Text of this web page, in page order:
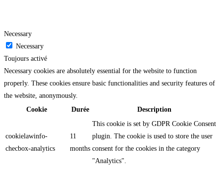
Necessary
Necessary
Toujours activé
Necessary cookies are absolutely essential for the website to function
properly. These cookies ensure basic functionalities and security features of
the website, anonymously.
Cookie
Durée Description
cookielawinfo-
checbox-analytics
11
months
This cookie is set by GDPR Cookie Consent
plugin. The cookie is used to store the user
consent for the cookies in the category
"Analytics".